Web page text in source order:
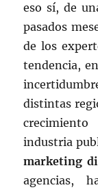
eso sí, de
pasados
de los
tendencia,
distintas
industria
marketing
agencias,